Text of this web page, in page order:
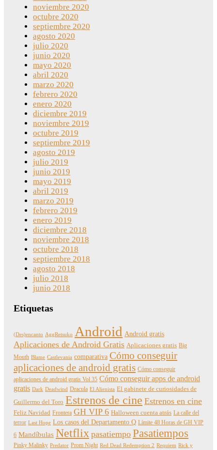
noviembre 2020
octubre 2020
septiembre 2020
agosto 2020
julio 2020
junio 2020
mayo 2020
abril 2020
marzo 2020
febrero 2020
enero 2020
diciembre 2019
noviembre 2019
octubre 2019
septiembre 2019
agosto 2019
julio 2019
junio 2019
mayo 2019
abril 2019
marzo 2019
febrero 2019
enero 2019
diciembre 2018
noviembre 2018
octubre 2018
septiembre 2018
agosto 2018
julio 2018
junio 2018
Etiquetas
(Des)encanto AggRetsuko Android Android gratis
Aplicaciones de Android Gratis Aplicaciones gratis Big
Mouth Blame Castlevania comparativa Cómo conseguir
aplicaciones de android gratis Cómo conseguir
aplicaciones de android gratis Vol 35 Cómo conseguir apps de android
gratis Dark Deadwind Dracula El Alienista El gabinete de curiosidades de
Guillermo del Toro Estrenos de cine Estrenos en cine
Feliz Navidad Frontera GH VIP 6 Halloween cuenta atrás La calle del
terror Last Hope Los casos del Departamento Q Límite 48 Horas de GH VIP
6 Mandíbulas Netflix pasatiempo Pasatiempos
Pinky Malinky Predator Prom Night Red Dead Redemption 2 Requiem Rick y